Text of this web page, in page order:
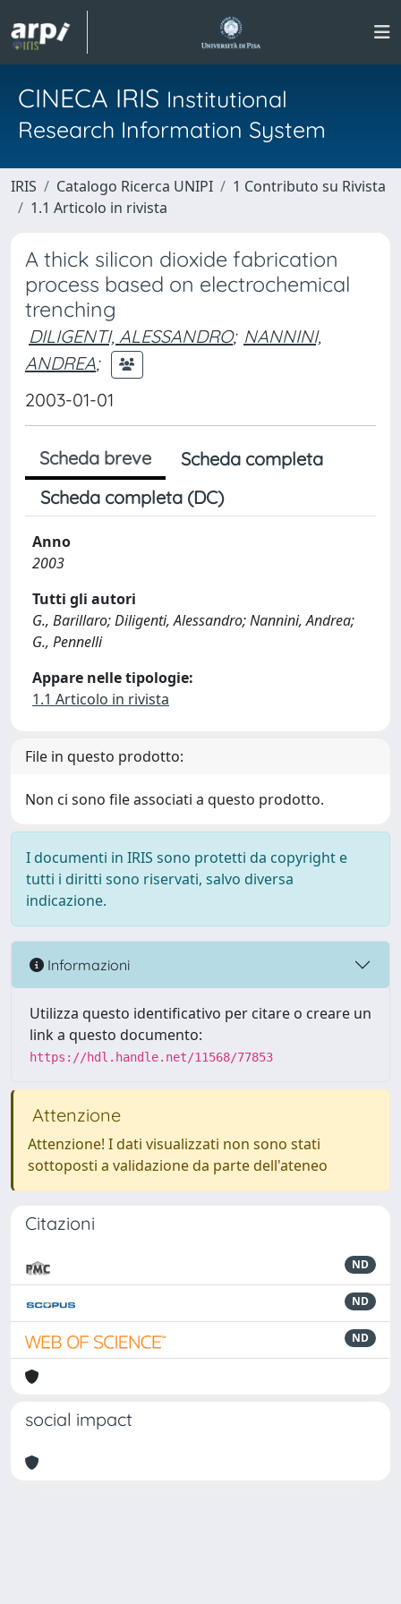
CINECA IRIS Institutional
Research Information System
IRIS Catalogo Ricerca UNIPI
1 Contributo su Rivista
1.1 Articolo in rivista
A thick silicon dioxide fabrication
process based on electrochemical
trenching
DILIGENTI, ALESSANDRO; NANNINI,
ANDREA;
2003-01-01
Scheda breve
Scheda completa
Scheda completa (DC)
Anno
2003
Tutti gli autori
G., Barillaro; Diligenti, Alessandro; Nannini, Andrea;
G., Pennelli
Appare nelle tipologie:
1.1 Articolo in rivista
File in questo prodotto:
Non ci sono file associati a questo prodotto.
I documenti in IRIS sono protetti da copyright e
tutti i diritti sono riservati, salvo diversa
indicazione.
Informazioni
Utilizza questo identificativo per citare o creare un
link a questo documento:
https://hdl.handle.net/11568/77853
Attenzione
Attenzione! I dati visualizzati non sono stati
sottoposti a validazione da parte dell'ateneo
Citazioni
ND
ND
ND
social impact